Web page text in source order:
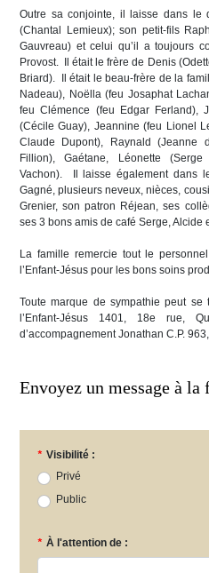
Outre sa conjointe, il laisse dans le
(Chantal Lemieux); son petit-fils
Gauvreau) et celui qu’il a toujours
Provost. Il était le frère de Denis
Briard). Il était le beau-frère de la
Nadeau), Noëlla (feu Josaphat
feu Clémence (feu Edgar Ferland),
(Cécile Guay), Jeannine (feu Lionel
Claude Dupont), Raynald (Jeanne
Fillion), Gaétane, Léonette
Vachon). Il laisse également dans
Gagné, plusieurs neveux, nièces,
Grenier, son patron Réjean, ses
ses 3 bons amis de café Serge, Alcide
La famille remercie tout le
l’Enfant-Jésus pour les bons soins
Toute marque de sympathie peut
l’Enfant-Jésus 1401, 18e rue,
d’accompagnement Jonathan C.P.
Envoyez un message à
* Visibilité :
Privé
Public
* À l'attention de :